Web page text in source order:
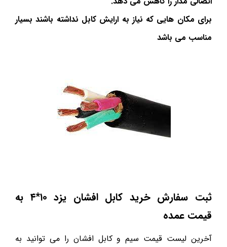
برای مکان هایی که نیاز به ارایش کابل نداشته باشند بسیار
مناسب می باشد
ثبت سفارش خرید کابل افشان یزد ۱۰*۴ به
قیمت عمده
آخرین لیست قیمت سیم و کابل افشان را می توانید به